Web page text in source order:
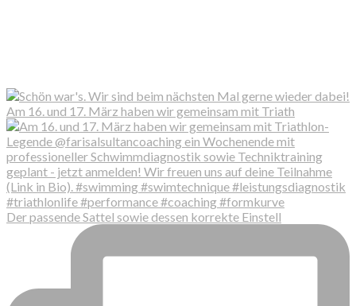
Am 16. und 17. März haben wir gemeinsam mit Triath
Der passende Sattel sowie dessen korrekte Einstell